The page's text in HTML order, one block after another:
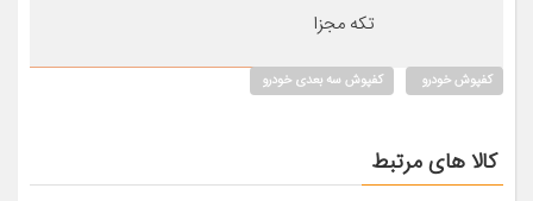
تکه مجزا
کفپوش خودرو کفپوش سه بعدی خودرو
کالا های مرتبط